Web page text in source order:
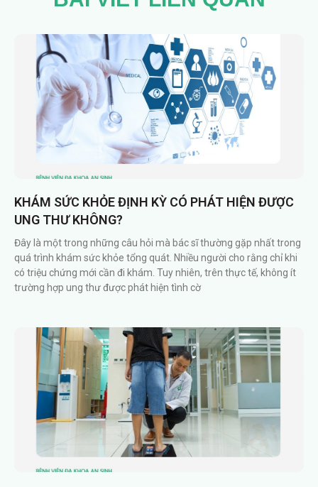
KHÁM SỨC KHỎE ĐỊNH KỲ CÓ PHÁT HIỆN ĐƯỢC
UNG THƯ KHÔNG?
Đây là một trong những câu hỏi mà bác sĩ thường gặp nhất trong
quá trình khám sức khỏe tổng quát. Nhiều người cho rằng chỉ khi
có triệu chứng mới cần đi khám. Tuy nhiên, trên thực tế, không ít
trường hợp ung thư được phát hiện tình cờ